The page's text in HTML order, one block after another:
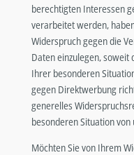
berechtigten Interessen
verarbeitet werden,
Widerspruch gegen die
Daten einzulegen, soweit
Ihrer besonderen
gegen Direktwerbung
generelles
besonderen Situation
Möchten Sie von Ihrem